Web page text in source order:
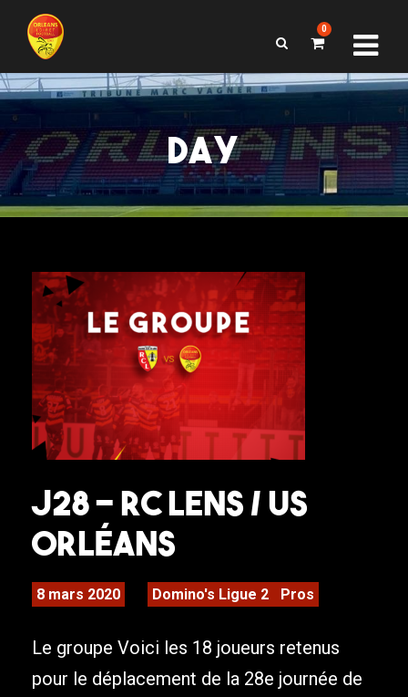
0
DAY
J28 – RC Lens / US
Orléans
8 mars 2020 Domino's Ligue 2 Pros
Le groupe Voici les 18 joueurs retenus
pour le déplacement de la 28e journée de